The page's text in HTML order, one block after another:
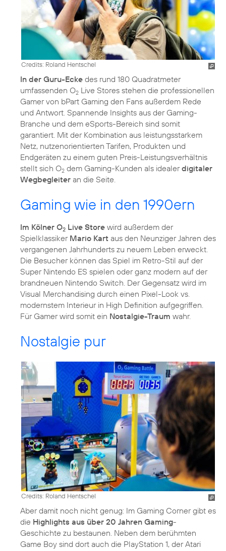
Credits: Roland Hentschel
In der Guru-Ecke des rund 180 Quadratmeter
umfassenden O2 Live Stores stehen die professionellen
Gamer von bPart Gaming den Fans außerdem Rede
und Antwort. Spannende Insights aus der Gaming-
Branche und dem eSports-Bereich sind somit
garantiert. Mit der Kombination aus leistungsstarkem
Netz, nutzenorientierten Tarifen, Produkten und
Endgeräten zu einem guten Preis-Leistungsverhältnis
stellt sich O2 dem Gaming-Kunden als idealerdigitaler
Wegbegleiter an die Seite.
Gaming wie in den 1990ern
Im Kölner O2 Live Store wird außerdem der
Spielklassiker Mario Kart aus den Neunziger Jahren des
vergangenen Jahrhunderts zu neuem Leben erweckt.
Die Besucher können das Spiel im Retro-Stil auf der
Super Nintendo ES spielen oder ganz modern auf der
brandneuen Nintendo Switch. Der Gegensatz wird im
Visual Merchandising durch einen Pixel-Look vs.
modernstem Interieur in High Definition aufgegriffen.
Für Gamer wird somit ein Nostalgie-Traum wahr.
Nostalgie pur
Credits: Roland Hentschel
Aber damit noch nicht genug: Im Gaming Corner gibt es
die Highlights aus über 20 Jahren Gaming-
Geschichte zu bestaunen. Neben dem berühmten
Game Boy sind dort auch die PlayStation 1, der Atari